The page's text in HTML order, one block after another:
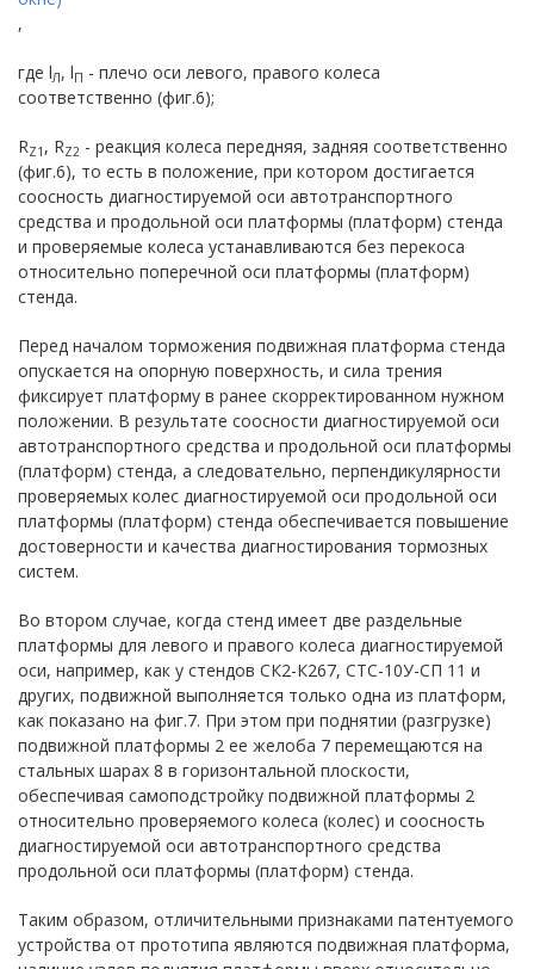
,
где lЛ, lП - плечо оси левого, правого колеса
соответственно (фиг.6);
RZ1 , RZ2 - реакция колеса передняя, задняя соответственно
(фиг.6), то есть в положение, при котором достигается
соосность диагностируемой оси автотранспортного
средства и продольной оси платформы (платформ) стенда
и проверяемые колеса устанавливаются без перекоса
относительно поперечной оси платформы (платформ)
стенда.
Перед началом торможения подвижная платформа стенда
опускается на опорную поверхность, и сила трения
фиксирует платформу в ранее скорректированном нужном
положении. В результате соосности диагностируемой оси
автотранспортного средства и продольной оси платформы
(платформ) стенда, а следовательно, перпендикулярности
проверяемых колес диагностируемой оси продольной оси
платформы (платформ) стенда обеспечивается повышение
достоверности и качества диагностирования тормозных
систем.
Во втором случае, когда стенд имеет две раздельные
платформы для левого и правого колеса диагностируемой
оси, например, как у стендов СК2-К267, СТС-10У-СП 11 и
других, подвижной выполняется только одна из платформ,
как показано на фиг.7. При этом при поднятии (разгрузке)
подвижной платформы 2 ее желоба 7 перемещаются на
стальных шарах 8 в горизонтальной плоскости,
обеспечивая самоподстройку подвижной платформы 2
относительно проверяемого колеса (колес) и соосность
диагностируемой оси автотранспортного средства
продольной оси платформы (платформ) стенда.
Таким образом, отличительными признаками патентуемого
устройства от прототипа являются подвижная платформа,